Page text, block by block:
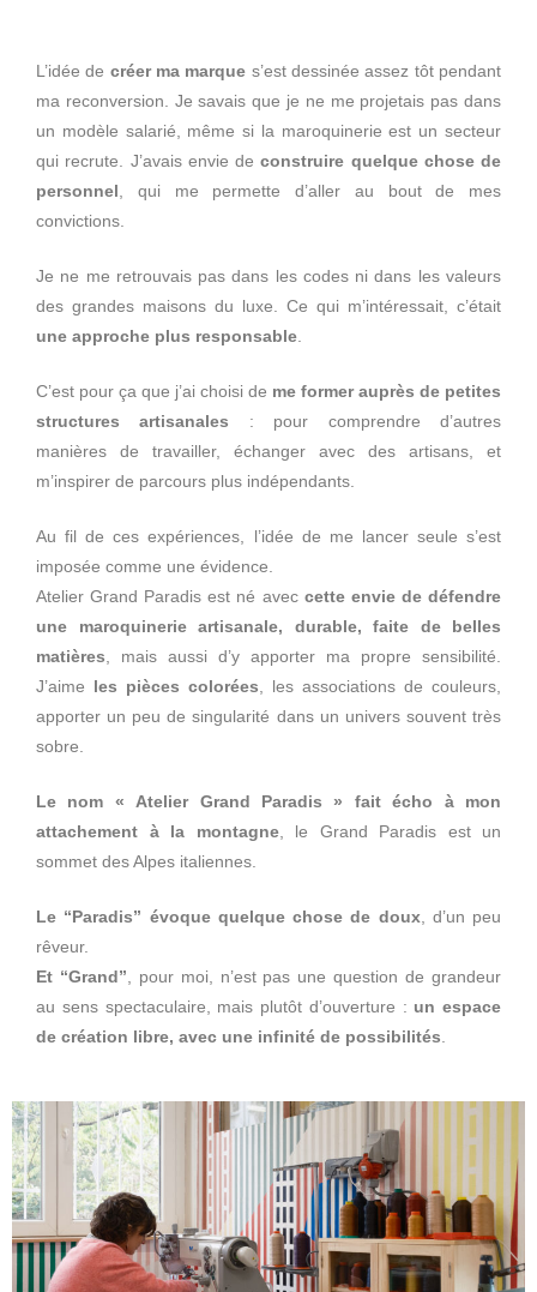
L’idée de créer ma marque s’est dessinée assez tôt pendant
ma reconversion. Je savais que je ne me projetais pas dans
un modèle salarié, même si la maroquinerie est un secteur
qui recrute. J’avais envie deconstruire quelque chose de
personnel, qui me permette d’aller au bout de mes
convictions.
Je ne me retrouvais pas dans les codes ni dans les valeurs
des grandes maisons du luxe. Ce qui m’intéressait, c’était
une approche plus responsable.
C’est pour ça que j’ai choisi de me former auprès de petites
structures artisanales : pour comprendre d’autres
manières de travailler, échanger avec des artisans, et
m’inspirer de parcours plus indépendants.
Au fil de ces expériences, l’idée de me lancer seule s’est
imposée comme une évidence.
Atelier Grand Paradis est né avec cette envie de défendre
une maroquinerie artisanale, durable, faite de belles
matières, mais aussi d’y apporter ma propre sensibilité.
J’aime les pièces colorées, les associations de couleurs,
apporter un peu de singularité dans un univers souvent très
sobre.
Le nom « Atelier Grand Paradis » fait écho à mon
attachement à la montagne, le Grand Paradis est un
sommet des Alpes italiennes.
Le “Paradis” évoque quelque chose de doux, d’un peu
rêveur.
Et “Grand”, pour moi, n’est pas une question de grandeur
au sens spectaculaire, mais plutôt d’ouverture : un espace
de création libre, avec une infinité de possibilités.